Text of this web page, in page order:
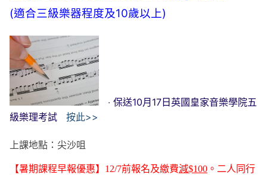
(適合三級樂器程度及10歲以上)
‧ 保送10月17日英國皇家音樂學院五
級樂理考試 按此>>
上課地點：尖沙咀
【暑期課程早報優惠】12/7前報名及繳費減$100 。二人同行